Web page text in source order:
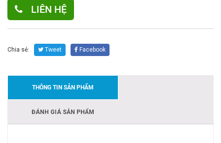
LIÊN HỆ
Chia sẻ: Tweet Facebook
THÔNG TIN SẢN PHẨM
ĐÁNH GIÁ SẢN PHẨM